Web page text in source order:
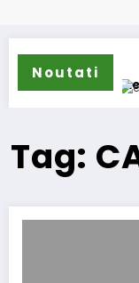
Noutati
Lars
Tag: